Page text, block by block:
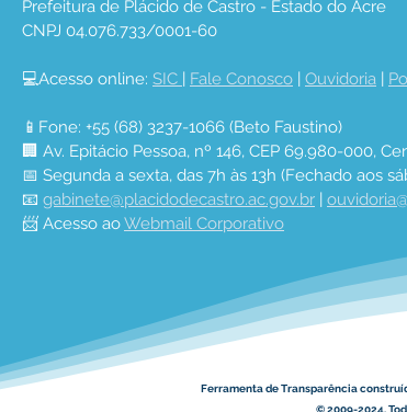
Internacional da Mulher
Prefeitura de Plácido de Castro - Estado do Acre
CNPJ 04.076.733/0001-60
💻Acesso online: SIC | Fale Conosco | Ouvidoria |
📱Fone: +55 (68) 3237-1066 (Beto Faustino)
🏢 Av. Epitácio Pessoa, nº 146, CEP 69.980-000,
📅 Segunda a sexta, das 7h às 13h (Fechado aos
📧 gabinete@placidodecastro.ac.gov.br |
📨 Acesso ao Webmail Corporativo
Ferramenta de Transparência
© 2009-2024.